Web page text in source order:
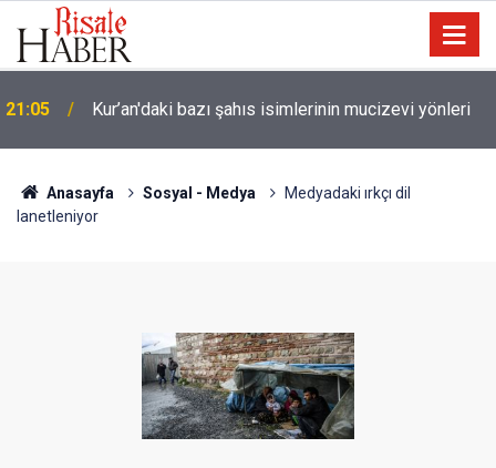
20:02
kin kustu
Anasayfa Sosyal - Medya
Medyadaki ırkçı dil
lanetleniyor